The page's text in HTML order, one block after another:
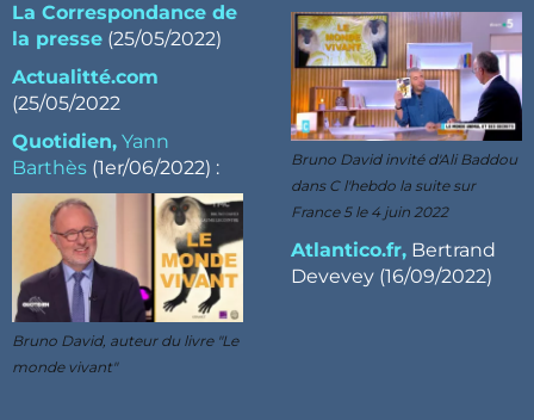
La Correspondance de
la presse (25/05/2022)
Actualitté.com
(25/05/2022
Quotidien, Yann
Barthès (1er/06/2022) :
Bruno David, auteur du livre "Le
monde vivant"
Bruno David invité d'Ali Baddou
dans C l'hebdo la suite sur
France 5 le 4 juin 2022
Atlantico.fr, Bertrand
Devevey (16/09/2022)